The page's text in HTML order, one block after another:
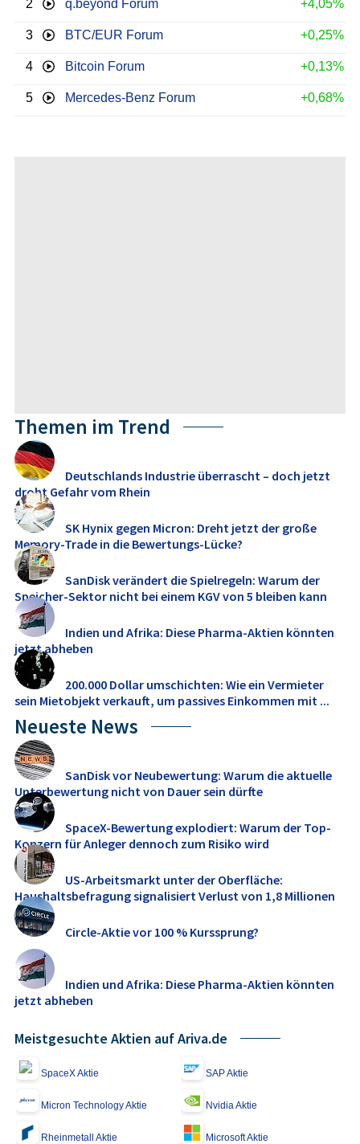
2 q.beyond Forum +4,05%
3 BTC/EUR Forum +0,25%
4 Bitcoin Forum +0,13%
5 Mercedes-Benz Forum +0,68%
Themen im Trend
Deutschlands Industrie überrascht – doch jetzt
droht Gefahr vom Rhein
SK Hynix gegen Micron: Dreht jetzt der große
Memory‑Trade in die Bewertungs-Lücke?
SanDisk verändert die Spielregeln: Warum der
Speicher-Sektor nicht bei einem KGV von 5 bleiben kann
Indien und Afrika: Diese Pharma-Aktien könnten
jetzt abheben
200.000 Dollar umschichten: Wie ein Vermieter
sein Mietobjekt verkauft, um passives Einkommen mit ...
Neueste News
SanDisk vor Neubewertung: Warum die aktuelle
Unterbewertung nicht von Dauer sein dürfte
SpaceX-Bewertung explodiert: Warum der Top-
Konzern für Anleger dennoch zum Risiko wird
US-Arbeitsmarkt unter der Oberfläche:
Haushaltsbefragung signalisiert Verlust von 1,8 Millionen
Jobs ...
Circle-Aktie vor 100 % Kurssprung?
Indien und Afrika: Diese Pharma-Aktien könnten
jetzt abheben
Meistgesuchte Aktien auf Ariva.de
SpaceX Aktie SAP Aktie
Micron Technology Aktie Nvidia Aktie
Rheinmetall Aktie Microsoft Aktie